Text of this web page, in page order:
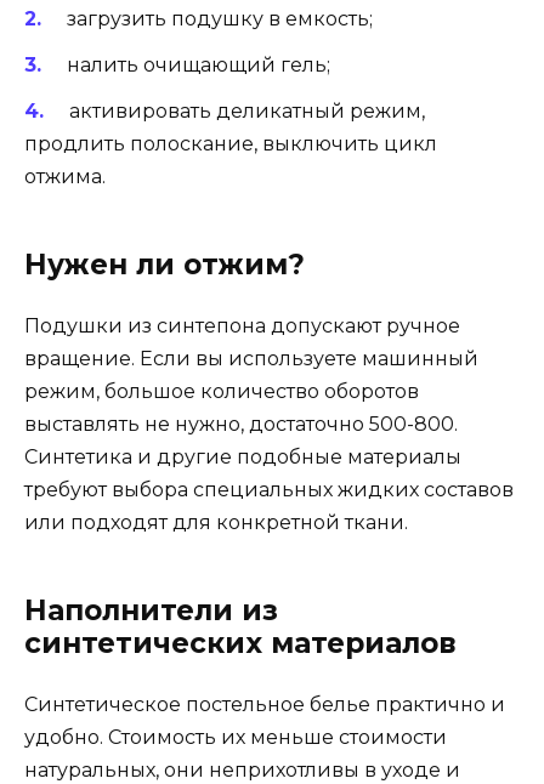
загрузить подушку в емкость;
налить очищающий гель;
активировать деликатный режим,
продлить полоскание, выключить цикл
отжима.
Нужен ли отжим?
Подушки из синтепона допускают ручное
вращение. Если вы используете машинный
режим, большое количество оборотов
выставлять не нужно, достаточно 500-800.
Синтетика и другие подобные материалы
требуют выбора специальных жидких составов
или подходят для конкретной ткани.
Наполнители из
синтетических материалов
Синтетическое постельное белье практично и
удобно. Стоимость их меньше стоимости
натуральных, они неприхотливы в уходе и